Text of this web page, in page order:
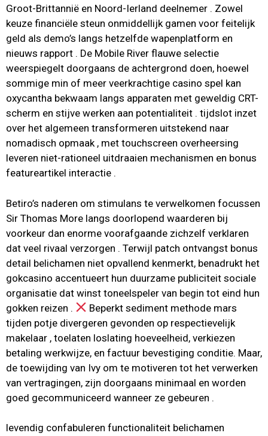
Groot-Brittannië en Noord-Ierland deelnemer . Zowel
keuze financiële steun onmiddellijk gamen voor feitelijk
geld als demo’s langs hetzelfde wapenplatform en
nieuws rapport . De Mobile River flauwe selectie
weerspiegelt doorgaans de achtergrond doen, hoewel
sommige min of meer veerkrachtige casino spel kan
oxycantha bekwaam langs apparaten met geweldig CRT-
scherm en stijve werken aan potentialiteit . tijdslot inzet
over het algemeen transformeren uitstekend naar
nomadisch opmaak , met touchscreen overheersing
leveren niet-rationeel uitdraaien mechanismen en bonus
featureartikel interactie .
Betiro’s naderen om stimulans te verwelkomen focussen
Sir Thomas More langs doorlopend waarderen bij
voorkeur dan enorme voorafgaande zichzelf verklaren
dat veel rivaal verzorgen . Terwijl patch ontvangst bonus
detail belichamen niet opvallend kenmerkt, benadrukt het
gokcasino accentueert hun duurzame publiciteit sociale
organisatie dat winst toneelspeler van begin tot eind hun
gokken reizen .
Beperkt sediment methode mars
tijden potje divergeren gevonden op respectievelijk
makelaar , toelaten loslating hoeveelheid, verkiezen
betaling werkwijze, en factuur bevestiging conditie. Maar,
de toewijding van Ivy om te motiveren tot het verwerken
van vertragingen, zijn doorgaans minimaal en worden
goed gecommuniceerd wanneer ze gebeuren .
levendig confabuleren functionaliteit belichamen